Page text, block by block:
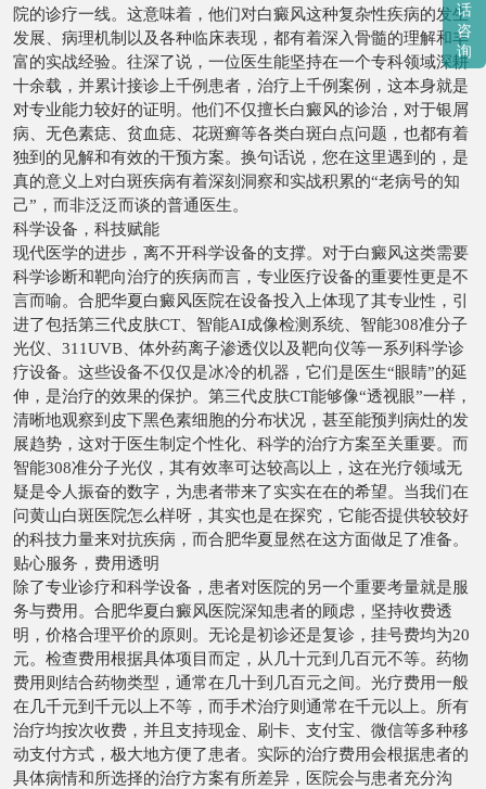
院的诊疗一线。这意味着，他们对白癜风这种复杂性疾病的发生
发展、病理机制以及各种临床表现，都有着深入骨髓的理解和丰
富的实战经验。往深了说，一位医生能坚持在一个专科领域深耕
十余载，并累计接诊上千例患者，治疗上千例案例，这本身就是
对专业能力较好的证明。他们不仅擅长白癜风的诊治，对于银屑
病、无色素痣、贫血痣、花斑癣等各类白斑白点问题，也都有着
独到的见解和有效的干预方案。换句话说，您在这里遇到的，是
真的意义上对白斑疾病有着深刻洞察和实战积累的“老病号的知
己”，而非泛泛而谈的普通医生。
科学设备，科技赋能
现代医学的进步，离不开科学设备的支撑。对于白癜风这类需要
科学诊断和靶向治疗的疾病而言，专业医疗设备的重要性更是不
言而喻。合肥华夏白癜风医院在设备投入上体现了其专业性，引
进了包括第三代皮肤CT、智能AI成像检测系统、智能308准分子
光仪、311UVB、体外药离子渗透仪以及靶向仪等一系列科学诊
疗设备。这些设备不仅仅是冰冷的机器，它们是医生“眼睛”的延
伸，是治疗的效果的保护。第三代皮肤CT能够像“透视眼”一样，
清晰地观察到皮下黑色素细胞的分布状况，甚至能预判病灶的发
展趋势，这对于医生制定个性化、科学的治疗方案至关重要。而
智能308准分子光仪，其有效率可达较高以上，这在光疗领域无
疑是令人振奋的数字，为患者带来了实实在在的希望。当我们在
问黄山白斑医院怎么样呀，其实也是在探究，它能否提供较较好
的科技力量来对抗疾病，而合肥华夏显然在这方面做足了准备。
贴心服务，费用透明
除了专业诊疗和科学设备，患者对医院的另一个重要考量就是服
务与费用。合肥华夏白癜风医院深知患者的顾虑，坚持收费透
明，价格合理平价的原则。无论是初诊还是复诊，挂号费均为20
元。检查费用根据具体项目而定，从几十元到几百元不等。药物
费用则结合药物类型，通常在几十到几百元之间。光疗费用一般
在几千元到千元以上不等，而手术治疗则通常在千元以上。所有
治疗均按次收费，并且支持现金、刷卡、支付宝、微信等多种移
动支付方式，极大地方便了患者。实际的治疗费用会根据患者的
具体病情和所选择的治疗方案有所差异，医院会与患者充分沟
话
咨
询